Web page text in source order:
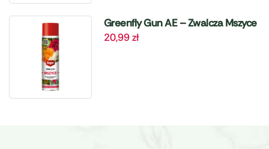
Greenfly Gun AE – Zwalcza Mszyce
– 405 ml Target
20,99zł